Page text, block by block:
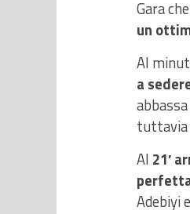
Gara
un
Al
a
tuttavia
Al 21′
Adebiyi